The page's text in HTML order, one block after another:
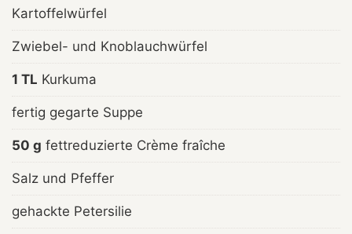
Kartoffelwürfel
Zwiebel- und Knoblauchwürfel
1 TL Kurkuma
fertig gegarte Suppe
50 g fettreduzierte Crème fraîche
Salz und Pfeffer
gehackte Petersilie